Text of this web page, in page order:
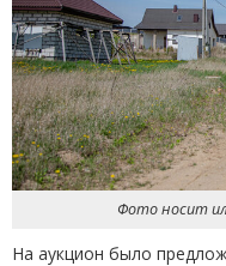
Фото носит
На аукцион было